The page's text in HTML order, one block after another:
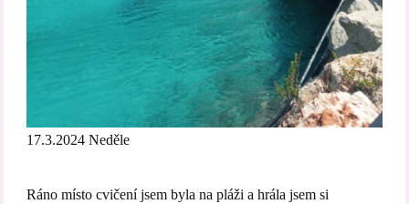
17.3.2024 Neděle
Ráno místo cvičení jsem byla na pláži a hrála jsem si